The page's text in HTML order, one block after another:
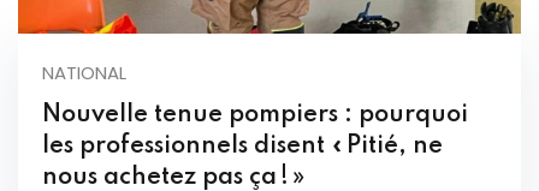
NATIONAL
Nouvelle tenue pompiers : pourquoi
les professionnels disent « Pitié, ne
nous achetez pas ça ! »